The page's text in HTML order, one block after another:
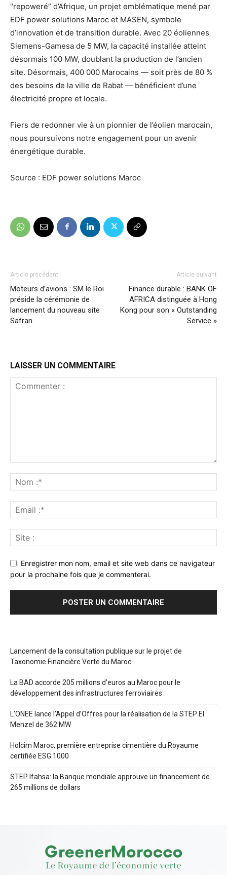
“repoweré” d’Afrique, un projet emblématique mené par
EDF power solutions Maroc et MASEN, symbole
d’innovation et de transition durable. Avec 20 éoliennes
Siemens-Gamesa de 5 MW, la capacité installée atteint
désormais 100 MW, doublant la production de l’ancien
site. Désormais, 400 000 Marocains — soit près de 80 %
des besoins de la ville de Rabat — bénéficient d’une
électricité propre et locale.
Fiers de redonner vie à un pionnier de l’éolien marocain,
nous poursuivons notre engagement pour un avenir
énergétique durable.
Source : EDF power solutions Maroc
Article précédent
Moteurs d’avions : SM le Roi
préside la cérémonie de
lancement du nouveau site
Safran
Article suivant
Finance durable : BANK OF
AFRICA distinguée à Hong
Kong pour son « Outstanding
Service »
LAISSER UN COMMENTAIRE
Enregistrer mon nom, email et site web dans ce navigateur
pour la prochaine fois que je commenterai.
Lancement de la consultation publique sur le projet de
Taxonomie Financière Verte du Maroc
La BAD accorde 205 millions d’euros au Maroc pour le
développement des infrastructures ferroviaires
L’ONEE lance l’Appel d’Offres pour la réalisation de la STEP El
Menzel de 362 MW
Holcim Maroc, première entreprise cimentière du Royaume
certifiée ESG 1000
STEP Ifahsa: la Banque mondiale approuve un financement de
265 millions de dollars